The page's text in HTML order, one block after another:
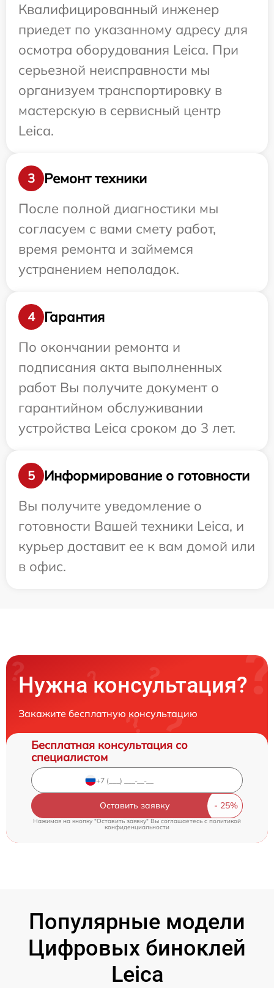
Квалифицированный инженер
приедет по указанному адресу для
осмотра оборудования Leica. При
серьезной неисправности мы
организуем транспортировку в
мастерскую в сервисный центр
Leica.
3
Ремонт техники
После полной диагностики мы
согласуем с вами смету работ,
время ремонта и займемся
устранением неполадок.
4
Гарантия
По окончании ремонта и
подписания акта выполненных
работ Вы получите документ о
гарантийном обслуживании
устройства Leica сроком до 3 лет.
5
Информирование о готовности
Вы получите уведомление о
готовности Вашей техники Leica, и
курьер доставит ее к вам домой или
в офис.
Нужна консультация?
Закажите бесплатную консультацию
Бесплатная консультация со
специалистом
Оставить заявку
Нажимая на кнопку "Оставить заявку" Вы соглашаетесь cполитикой
конфиденциальности
Популярные модели
Цифровых биноклей
Leica